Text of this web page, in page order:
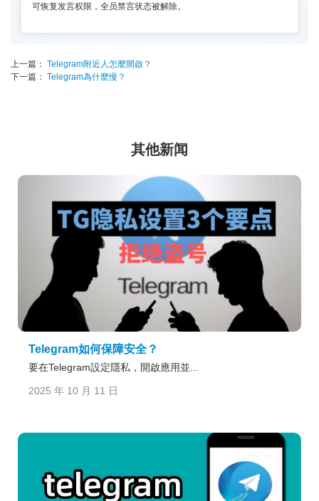
可恢复发言权限，全员禁言状态被解除。
上一篇： Telegram附近人怎麼開啟？
下一篇： Telegram為什麼慢？
其他新闻
Telegram如何保障安全？
要在Telegram設定隱私，開啟應用並...
2025 年 10 月 11 日